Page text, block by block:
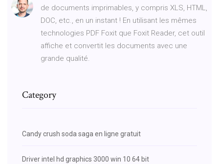
de documents imprimables, y compris XLS, HTML,
DOC, etc., en un instant ! En utilisant les mêmes
technologies PDF Foxit que Foxit Reader, cet outil
affiche et convertit les documents avec une
grande qualité.
Category
Candy crush soda saga en ligne gratuit
Driver intel hd graphics 3000 win 10 64 bit